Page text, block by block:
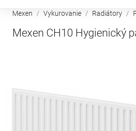
Mexen Vykurovanie Radiátory
Mexen CH10 Hygienický